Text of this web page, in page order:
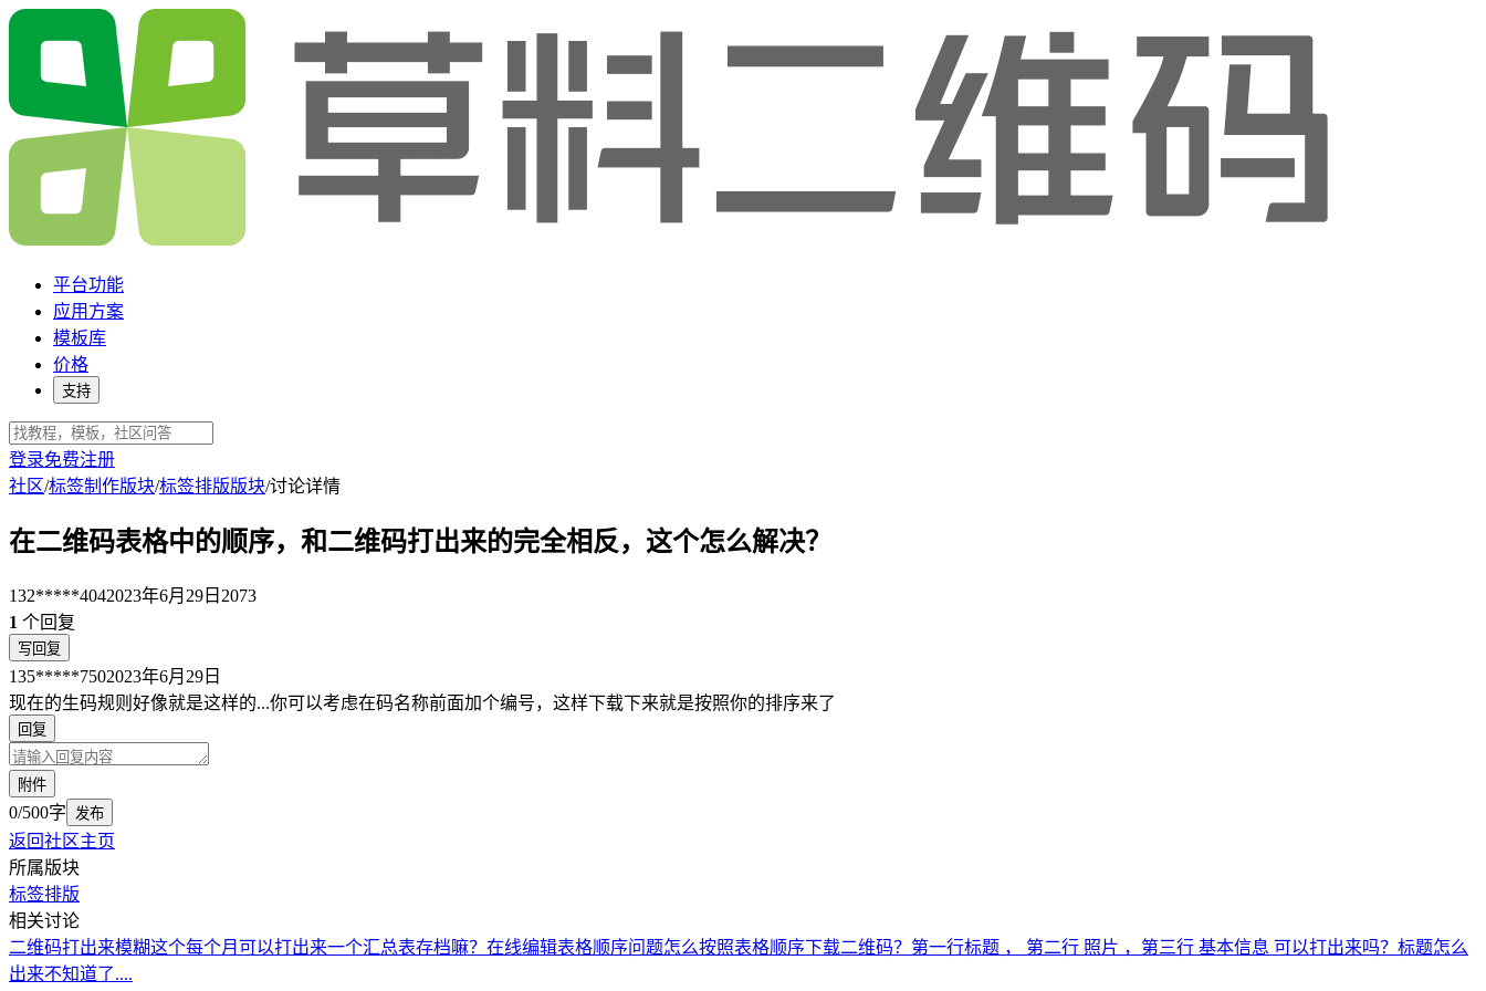
平台功能
应用方案
模板库
价格
支持
登录免费注册
社区/标签制作版块/标签排版版块/讨论详情
在二维码表格中的顺序，和二维码打出来的完全相反，这个怎么解决？
132*****4042023年6月29日 2073
1 个回复
写回复
135*****7502023年6月29日
现在的生码规则好像就是这样的...你可以考虑在码名称前面加个编号，这样下载下来就是按照你的排序来了
回复
附件
0/500字 发布
返回社区主页
所属版块
标签排版
相关讨论
二维码打出来模糊这个每个月可以打出来一个汇总表存档嘛？ 在线编辑表格顺序问题怎么按照表格顺序下载二维码？ 第一行标题 ， 第二行 照片 ，第三行 基本信息 可以打出来吗？标题怎么
出来不知道了....